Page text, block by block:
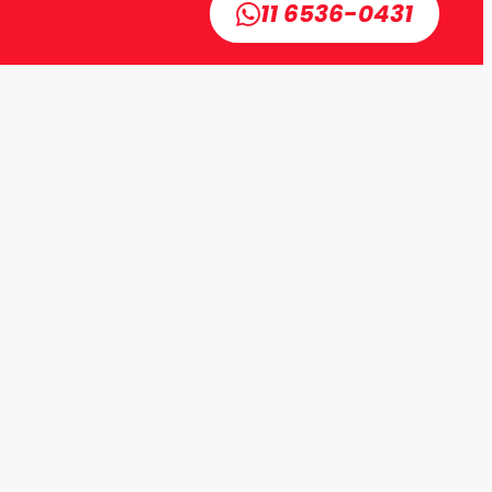
11 6536-0431